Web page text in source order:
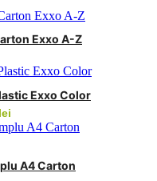
Exxo A-Z
Exxo Color
lei
de
până
A4 Carton